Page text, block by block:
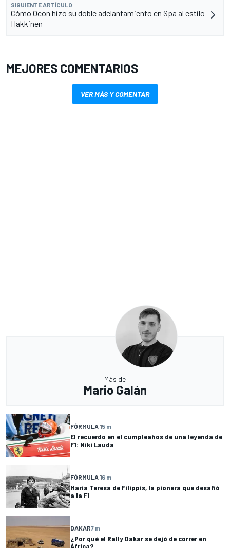
SIGUIENTE ARTÍCULO
Cómo Ocon hizo su doble adelantamiento en Spa al estilo
Hakkinen
MEJORES COMENTARIOS
VER MÁS Y COMENTAR
Más de
Mario Galán
FÓRMULA 15 m
El recuerdo en el cumpleaños de una leyenda de
F1: Niki Lauda
FÓRMULA 16 m
Maria Teresa de Filippis, la pionera que desafió
a la F1
DAKAR7 m
¿Por qué el Rally Dakar se dejó de correr en